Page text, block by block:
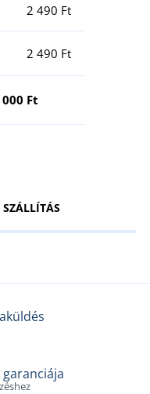
2 490 Ft
2 490 Ft
Ft
garanciája